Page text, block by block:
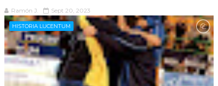
Ramón J. Sept 20, 2023
HISTORIA LUCENTUM